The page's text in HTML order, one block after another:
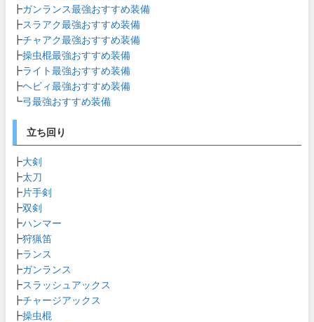
┣ガンランス最強おすすめ装備
┣スラアク最強おすすめ装備
┣チャアク最強おすすめ装備
┣操虫棍最強おすすめ装備
┣ライト最強おすすめ装備
┣ヘビィ最強おすすめ装備
┗弓最強おすすめ装備
立ち回り
┣大剣
┣太刀
┣ 片手剣
┣双剣
┣ハンマー
┣狩猟笛
┣ランス
┣ガンランス
┣スラッシュアックス
┣チャージアックス
┣操虫棍